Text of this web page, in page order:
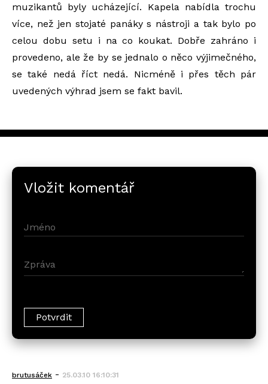
muzikantů byly ucházející. Kapela nabídla trochu
více, než jen stojaté panáky s nástroji a tak bylo po
celou dobu setu i na co koukat. Dobře zahráno i
provedeno, ale že by se jednalo o něco výjimečného,
se také nedá říct nedá. Nicméně i přes těch pár
uvedených výhrad jsem se fakt bavil.
Vložit komentář
brutusáček - 25.03.10 16:10:31